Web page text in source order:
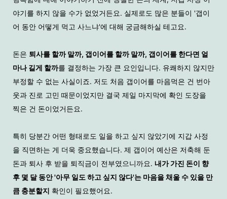
야기를 하지 않을 수가 없었거든요. 실제로도 많은 분들이 '갭이
어 동안 어떻게 먹고 사느냐'에 대해 궁금해하실 테고요.
돈은 퇴사를 할까 말까, 갭이어를 할까 말까, 갭이어를 한다면 얼
마나 길게 할까를 결정하는 가장 큰 요인입니다. 유쾌하지 않지만
부정할 수 없는 사실이죠. 저도 처음 갭이어를 마음먹은 건 번아
웃과 진로 고민 때문이었지만 결국 제일 마지막에 확인 도장을
찍은 건 돈이었거든요.
특히 당분간 어떤 형태로도 일을 하고 싶지 않았기에 지갑 사정
을 직면하는 게 더욱 중요했습니다. 제 갭이어 예산은 저축해 둔
돈과 퇴사 후 받을 퇴직금이 전부였으니까요. 내가 가진 돈이 향
후 몇 달 동안 '아무 일도 하고 싶지 않다'는 마음을 채울 수 있을 만
큼 충분할지 확인이 필요했어요.